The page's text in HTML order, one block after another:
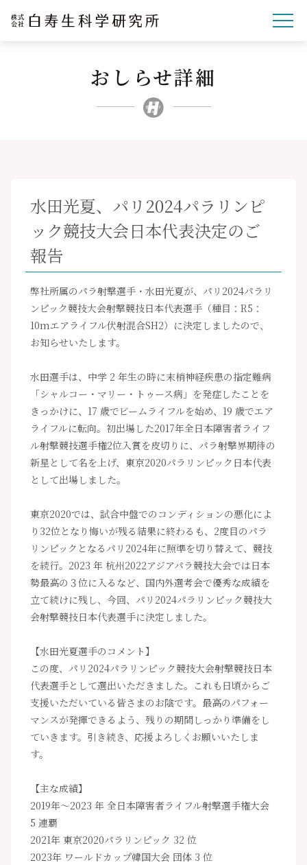
企業理念
研究開発
採用サイト
ニュースリリース
おしらせ詳細
水田光夏、パリ2024パラリンピ
ック競技大会日本代表決定のご
報告
弊社所属のパラ射撃選手・水田光夏が、パリ2024パラリ
ンピック競技大会射撃競技日本代表選手（種目：R5：
10mエアライフル伏射混合SH2）に決定しましたので、
お知らせいたします。
水田選手は、中学 2 年生の時に末梢神経疾患の指定難病
「シャルコー・マリー・トゥース病」を発症したことを
きっかけに、17 歳でビームライフルを始め、19 歳でエア
ライフルに転向。初出場した2017年全日本障害者ライフ
ル射撃競技選手権2位入賞を皮切りに、パラ射撃界期待の
新星として名を上げ、東京2020パラリンピック日本代表
として出場しました。
東京2020では、試合中盤でのコンディションの悪化によ
り32位となり悔いが残る結果に終わるも、2度目のパラ
リンピックとなるパリ2024年に照準を切り替えて、競技
を続行。2023 年 杭州2022アジアパラ競技大会では日本
勢最高の３位に入るなど、国内外選考会で優秀な成績を
立て続けに残し、今回、パリ2024パラリンピック競技大
会射撃競技日本代表選手に決定しました。
【水田光夏選手のコメント】
この度、パリ2024パラリンピック競技大会射撃競技日本
代表選手として選出いただきました。これも日頃からご
支援いただいている皆さまのお陰です。最高のパフォー
マンスが発揮できるよう、残りの期間しっかり準備をし
ていきます。引き続き、応援よろしくお願いいたしま
す。
【主な成績】
2019年～2023 年 全日本障害者ライフル射撃選手権大会
5 連覇
2021年 東京2020パラリンピック 32 位
2023年 ワールドカップ韓国大会 団体 3 位